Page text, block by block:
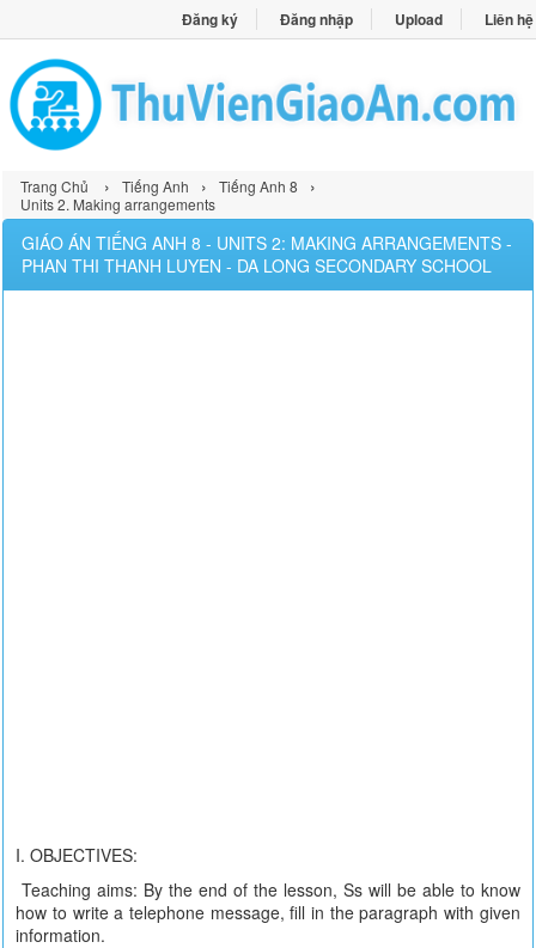
Đăng ký Đăng nhập Upload Liên hệ
Trang Chủ › Tiếng Anh › Tiếng Anh 8 ›
Units 2. Making arrangements
GIÁO ÁN TIẾNG ANH 8 - UNITS 2: MAKING ARRANGEMENTS -
PHAN THI THANH LUYEN - DA LONG SECONDARY SCHOOL
I. OBJECTIVES:
Teaching aims: By the end of the lesson, Ss will be able to know
how to write a telephone message, fill in the paragraph with given
information.